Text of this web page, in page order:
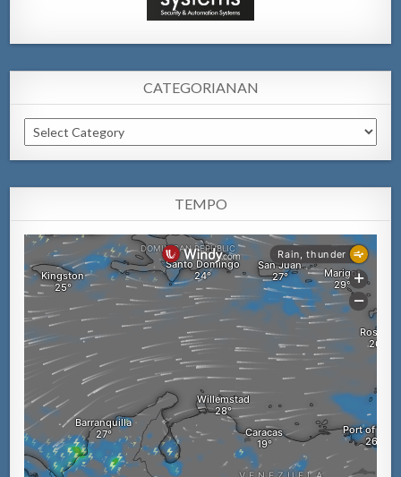
CATEGORIANAN
Categorianan
TEMPO